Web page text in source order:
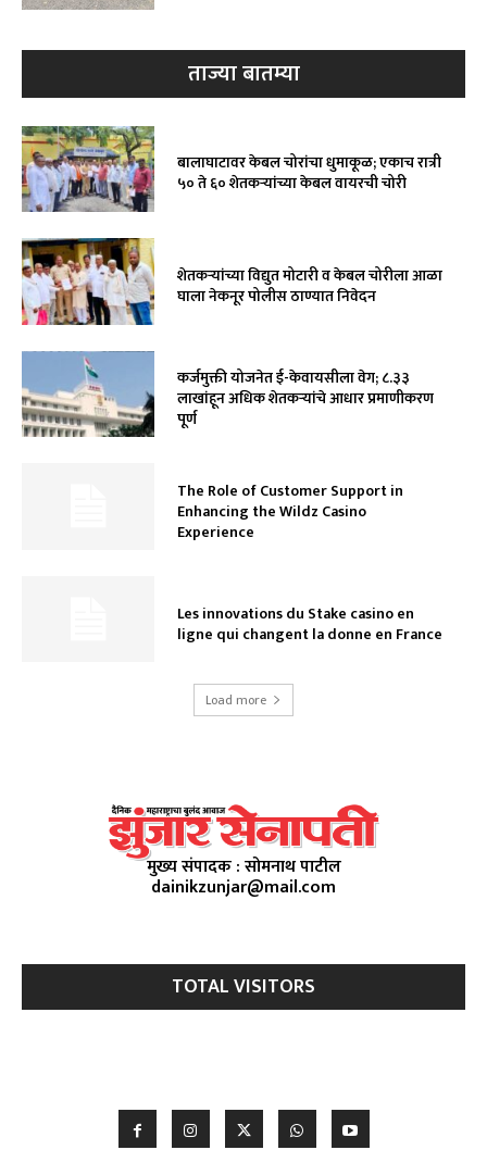
ताज्या बातम्या
बालाघाटावर केबल चोरांचा धुमाकूळ; एकाच रात्री
५० ते ६० शेतकऱ्यांच्या केबल वायरची चोरी
शेतकऱ्यांच्या विद्युत मोटारी व केबल चोरीला आळा
घाला नेकनूर पोलीस ठाण्यात निवेदन
कर्जमुक्ती योजनेत ई-केवायसीला वेग; ८.३३
लाखांहून अधिक शेतकऱ्यांचे आधार प्रमाणीकरण
पूर्ण
The Role of Customer Support in
Enhancing the Wildz Casino
Experience
Les innovations du Stake casino en
ligne qui changent la donne en France
Load more
मुख्य संपादक : सोमनाथ पाटील
dainikzunjar@mail.com
TOTAL VISITORS